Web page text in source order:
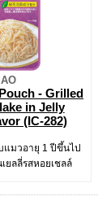
- Grilled
in Jelly
(IC-282)
แมวอายุ 1 ปีขึ้นไป
ยลลี่รสหอยเชลล์